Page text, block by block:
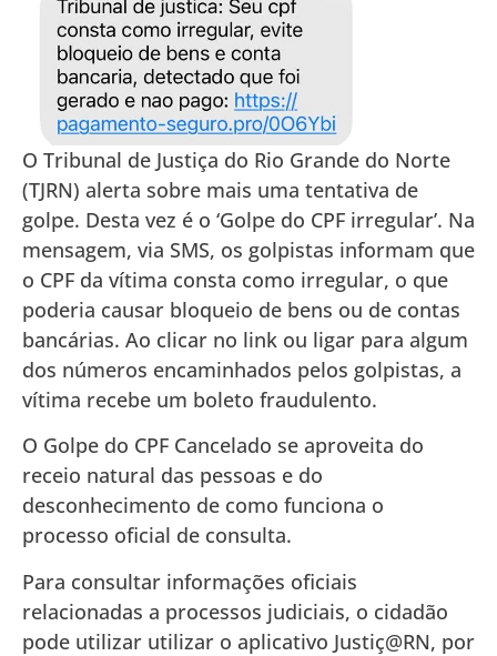
O Tribunal de Justiça do Rio Grande do Norte
(TJRN) alerta sobre mais uma tentativa de
golpe. Desta vez é o ‘Golpe do CPF irregular’. Na
mensagem, via SMS, os golpistas informam que
o CPF da vítima consta como irregular, o que
poderia causar bloqueio de bens ou de contas
bancárias. Ao clicar no link ou ligar para algum
dos números encaminhados pelos golpistas, a
vítima recebe um boleto fraudulento.
O Golpe do CPF Cancelado se aproveita do
receio natural das pessoas e do
desconhecimento de como funciona o
processo oficial de consulta.
Para consultar informações oficiais
relacionadas a processos judiciais, o cidadão
pode utilizar utilizar o aplicativo Justiç@RN, por